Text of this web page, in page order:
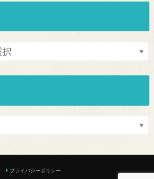
プライバシーポリシー